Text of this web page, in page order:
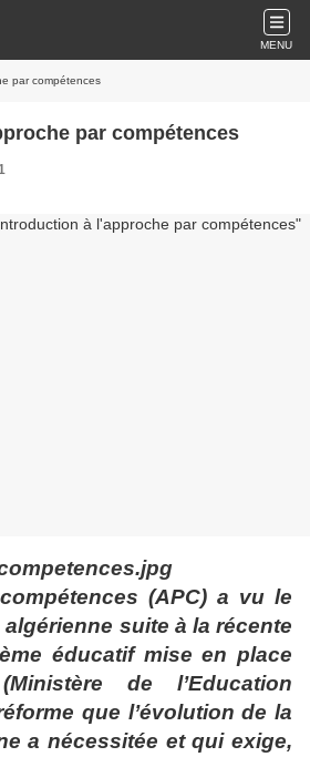
MENU
par compétences
par compétences
(APC) a vu le
algérienne suite à la récente
éducatif mise en place
de l’Education
que l’évolution de la
a nécessitée et qui exige,